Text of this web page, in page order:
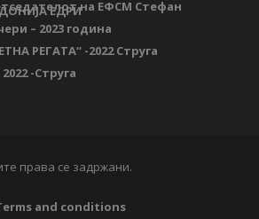
ЕДРИна ЕФСМ Стефан
– 2023 година
РЕГАТА“ -2022 Струга
-Струга
права се задржани.
and conditions